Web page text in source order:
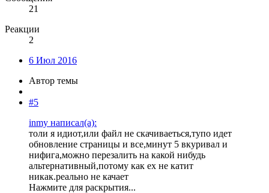
21
Реакции
2
6 Июл 2016
Автор темы
#5
inmy написал(а):
толи я идиот,или файл не скачиваеться,тупо идет
обновление страницы и все,минут 5 вкуривал и
нифига,можно перезалить на какой нибудь
альтернативный,потому как ех не катит
никак.реально не качает
Нажмите для раскрытия...